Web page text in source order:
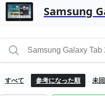
Samsung
すべて 参考になった順 未